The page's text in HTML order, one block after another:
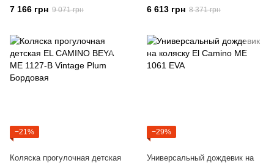
Khaki Green Хаки
7 166 грн 9 071 грн
Midnight Gray Серый
6 613 грн 8 371 грн
−21%
Коляска прогулочная детская
−29%
Универсальный дождевик на